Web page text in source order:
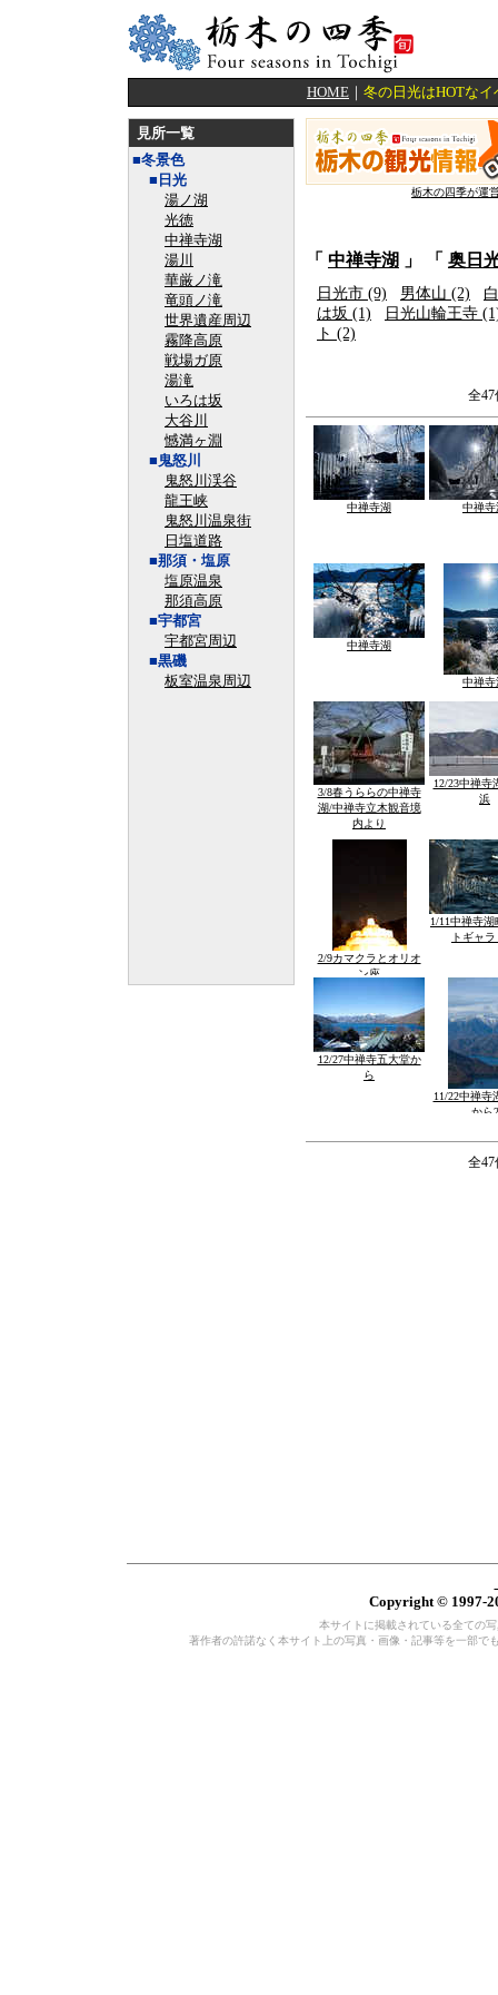
HOME ｜ 冬の日光はHOTな
見所一覧
■冬景色
■日光
湯ノ湖
光徳
中禅寺湖
湯川
華厳ノ滝
竜頭ノ滝
世界遺産周辺
霧降高原
戦場ガ原
湯滝
いろは坂
大谷川
憾満ヶ淵
■鬼怒川
鬼怒川渓谷
龍王峡
鬼怒川温泉街
日塩道路
■那須・塩原
塩原温泉
那須高原
■宇都宮
宇都宮周辺
■黒磯
板室温泉周辺
栃木の四季が運
「 中禅寺湖 」 「 奥日
日光市 (9) 男体山 (2)
は坂 (1)
日光山輪王寺
ト (2)
全
中禅寺湖 中禅寺
中禅寺湖
中禅寺
3/8春うららの中禅寺
湖/中禅寺立木観音境
内より
12/23中禅寺
浜
2/9カマクラとオリオ
ン座
1/11中禅寺
トギャ
12/27中禅寺五大堂か
ら
11/22中禅寺
から2
全
Copyright © 1997-
本サイトに掲載されている全ての
著作者の許諾なく本サイト上の写真・画像・記事等を一部で